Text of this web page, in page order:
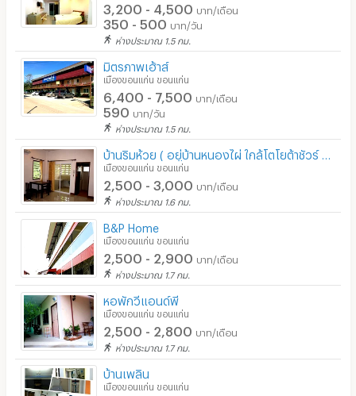
3,200 - 4,500 บาท/เดือน
350 - 500 บาท/วัน
ห่างประมาณ 1.5 กม.
มิตรภาพเฮ้าส์
เมืองขอนแก่น ขอนแก่น
6,400 - 7,500 บาท/เดือน
590 บาท/วัน
ห่างประมาณ 1.5 กม.
เมืองขอนแก่น ขอนแก่น
2,500 - 3,000 บาท/เดือน
ห่างประมาณ 1.6 กม.
B&P Home
เมืองขอนแก่น ขอนแก่น
2,500 - 2,900 บาท/เดือน
ห่างประมาณ 1.7 กม.
หอพักวีแอนด์พี
เมืองขอนแก่น ขอนแก่น
2,500 - 2,800 บาท/เดือน
ห่างประมาณ 1.7 กม.
บ้านเพลิน
เมืองขอนแก่น ขอนแก่น